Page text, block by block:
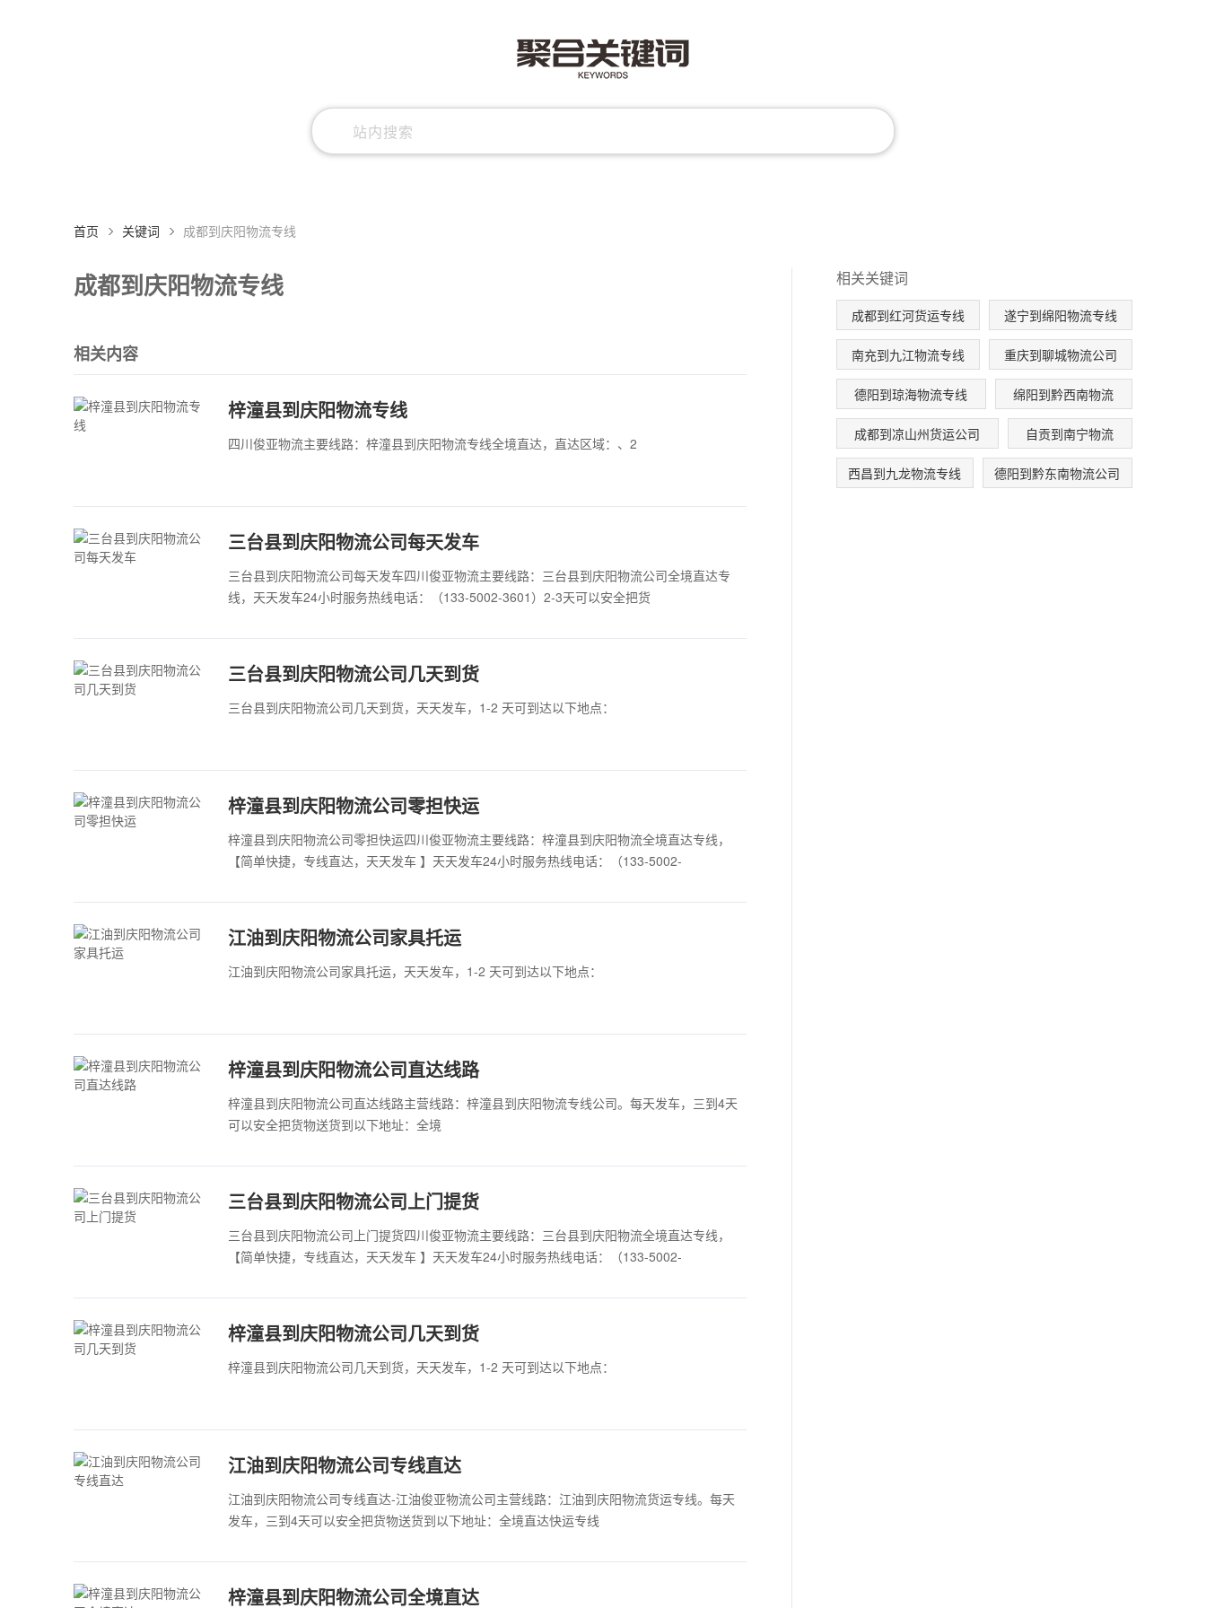
首页 关键词 成都到庆阳物流专线
成都到庆阳物流专线
相关内容
梓潼县到庆阳物流专线
四川俊亚物流主要线路：梓潼县到庆阳物流专线全境直达，直达区域：、2
​三台县到庆阳物流公司每天发车
三台县到庆阳物流公司每天发车四川俊亚物流主要线路：三台县到庆阳物流公司全境直达专
线，天天发车24小时服务热线电话：（133-5002-3601）2-3天可以安全把货
三台县到庆阳物流公司几天到货
三台县到庆阳物流公司几天到货，天天发车，1-2 天可到达以下地点：
​梓潼县到庆阳物流公司零担快运
梓潼县到庆阳物流公司零担快运四川俊亚物流主要线路：梓潼县到庆阳物流全境直达专线，
【简单快捷，专线直达，天天发车 】天天发车24小时服务热线电话：（133-5002-
​江油到庆阳物流公司家具托运
江油到庆阳物流公司家具托运，天天发车，1-2 天可到达以下地点：
梓潼县到庆阳物流公司直达线路
梓潼县到庆阳物流公司直达线路主营线路：梓潼县到庆阳物流专线公司。每天发车，三到4天
可以安全把货物送货到以下地址：全境
三台县到庆阳物流公司上门提货
三台县到庆阳物流公司上门提货四川俊亚物流主要线路：三台县到庆阳物流全境直达专线，
【简单快捷，专线直达，天天发车 】天天发车24小时服务热线电话：（133-5002-
梓潼县到庆阳物流公司几天到货
梓潼县到庆阳物流公司几天到货，天天发车，1-2 天可到达以下地点：
江油到庆阳物流公司专线直达
江油到庆阳物流公司专线直达-江油俊亚物流公司主营线路：江油到庆阳物流货运专线。每天
发车，三到4天可以安全把货物送货到以下地址：全境直达快运专线
​梓潼县到庆阳物流公司全境直达
相关关键词
成都到红河货运专线 遂宁到绵阳物流专线
南充到九江物流专线 重庆到聊城物流公司
德阳到琼海物流专线 绵阳到黔西南物流
成都到凉山州货运公司 自贡到南宁物流
西昌到九龙物流专线 德阳到黔东南物流公司